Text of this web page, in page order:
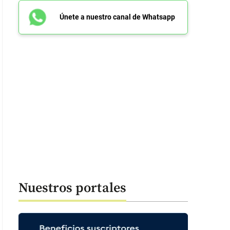
Únete a nuestro canal de Whatsapp
Nuestros portales